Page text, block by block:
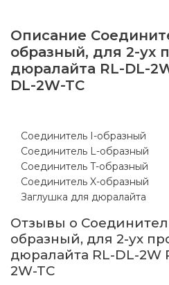
Описание
образный, для 2-ух
дюралайта RL-DL-
DL-2W-TC
Соединитель I-образный
Соединитель L-образный
Соединитель T-образный
Соединитель X-образный
Заглушка для дюралайта
Отзывы о
образный, для 2-ух
дюралайта RL-DL-2W
2W-TC